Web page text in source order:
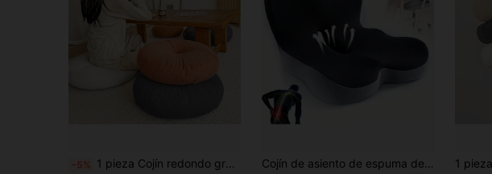
-5% 1 pieza Cojín redondo grueso de 40 cm - Suave y cómodo, bien acolchado, adecuado para meditación, yoga, lectura, decoración bohemia y asiento zen | Tatami | Regalo de vacaciones | Cojín de meditación, puf, regalo de San Valentín, regalo de cumpleaños Cojín de asiento de espuma de memoria en forma de L, almohada de soporte lumbar ergonómica para automóvil, camión, silla de oficina, silla de juegos, alivia la ciática y el dolor de espalda